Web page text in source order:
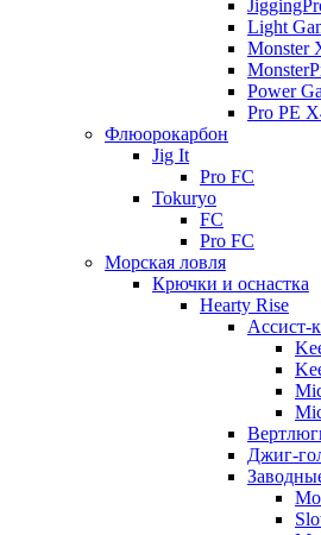
Light
Monster
Power
Pro PE
Флюорокарбон
Jig It
Pro FC
Tokuryo
FC
Pro FC
Морская ловля
Крючки и оснастка
Hearty Rise
Ассист-
Джиг-